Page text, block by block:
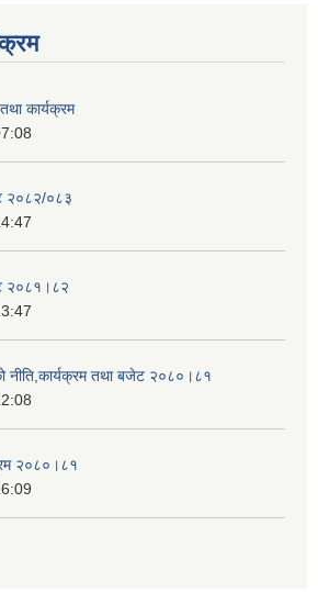
कार्यक्रम
२०८२/०८३
२०८१।८२
नीति,कार्यक्रम तथा बजेट २०८०।८१
२०८०।८१